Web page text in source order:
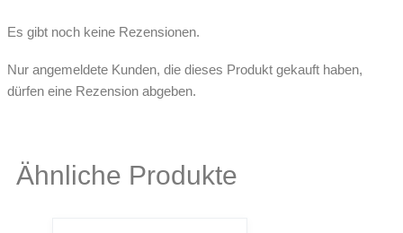
Es gibt noch keine Rezensionen.
Nur angemeldete Kunden, die dieses Produkt gekauft haben,
dürfen eine Rezension abgeben.
Ähnliche Produkte